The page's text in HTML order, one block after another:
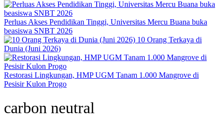
Perluas Akses Pendidikan Tinggi, Universitas Mercu Buana buka
beasiswa SNBT 2026
10 Orang Terkaya di
Dunia (Juni 2026)
Restorasi Lingkungan, HMP UGM Tanam 1.000 Mangrove di
Pesisir Kulon Progo
carbon neutral